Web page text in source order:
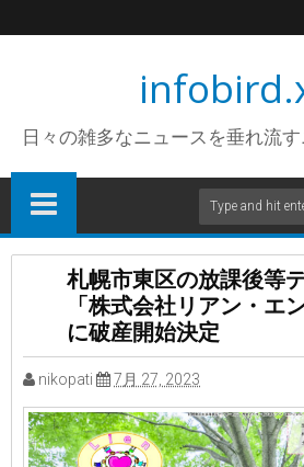
日々の雑多なニュースを垂れ流
札幌市東区の放課後等
「株式会社リアン・エ
に破産開始決定
nikopati 7月 27, 2023